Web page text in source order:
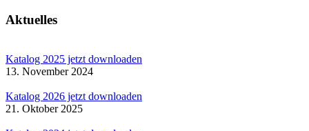
Aktuelles
Katalog 2025 jetzt downloaden
13. November 2024
Katalog 2026 jetzt downloaden
21. Oktober 2025